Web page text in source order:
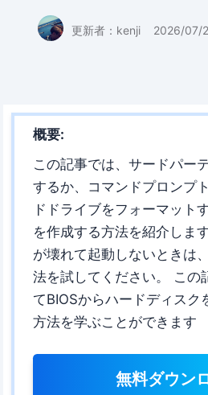
更新者： kenji 2026/07/
概要:
この記事では、サードパー
するか、コマンドプロンプ
ドドライブをフォーマット
を作成する方法を紹介しま
が壊れて起動しないときは
法を試してください。 この
てBIOSからハードディスク
方法を学ぶことができます
無料ダウン